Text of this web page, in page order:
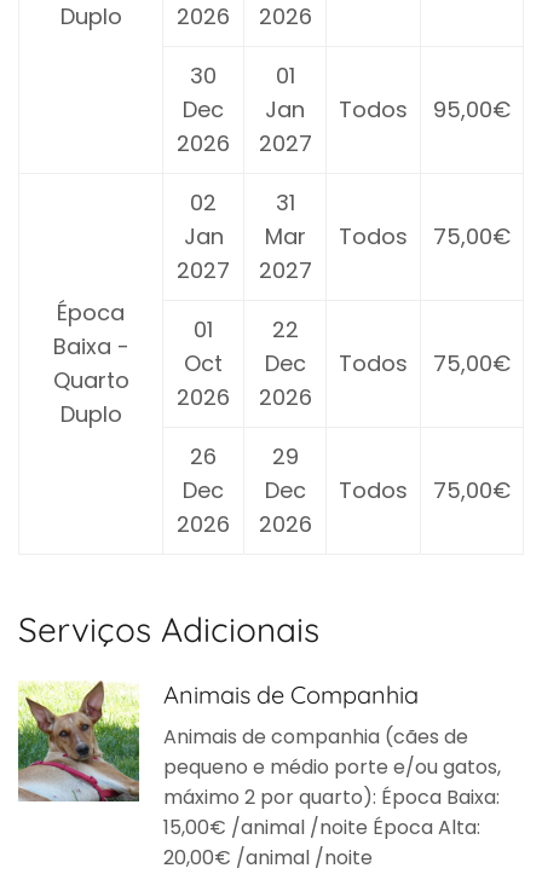
Duplo
2026
2026
30
Dec
2026
01
Jan
2027
Todos 95,00€
Época
Baixa -
Quarto
Duplo
02
Jan
2027
31
Mar
2027
Todos 75,00€
01
Oct
2026
22
Dec
2026
Todos 75,00€
26
Dec
2026
29
Dec
2026
Todos 75,00€
Serviços Adicionais
Animais de Companhia
Animais de companhia (cães de
pequeno e médio porte e/ou gatos,
máximo 2 por quarto): Época Baixa:
15,00€ /animal /noite Época Alta:
20,00€ /animal /noite